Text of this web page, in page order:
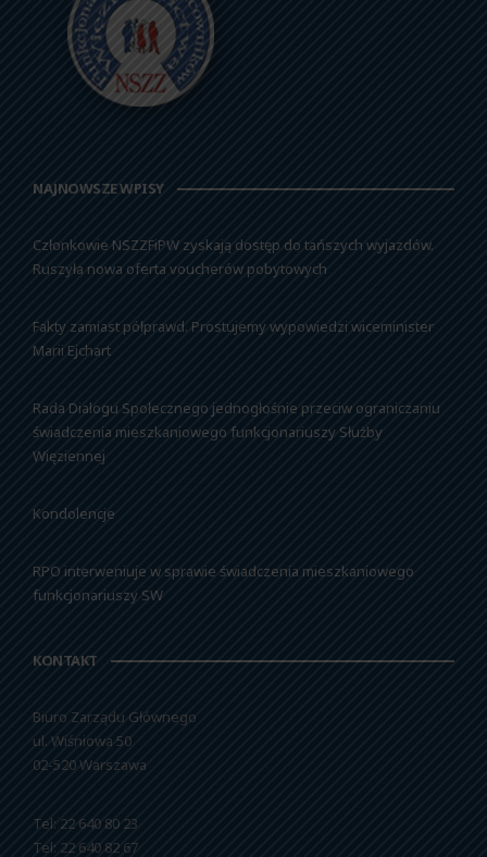
NAJNOWSZE WPISY
Członkowie NSZZFiPW zyskają dostęp do tańszych wyjazdów.
Ruszyła nowa oferta voucherów pobytowych
Fakty zamiast półprawd. Prostujemy wypowiedzi wiceminister
Marii Ejchart
Rada Dialogu Społecznego jednogłośnie przeciw ograniczaniu
świadczenia mieszkaniowego funkcjonariuszy Służby
Więziennej
Kondolencje
RPO interweniuje w sprawie świadczenia mieszkaniowego
funkcjonariuszy SW
KONTAKT
Biuro Zarządu Głównego
ul. Wiśniowa 50
02-520 Warszawa
Tel: 22 640 80 23
Tel: 22 640 82 67